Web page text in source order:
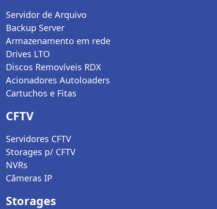
Servidor de Arquivo
Backup Server
Armazenamento em rede
Drives LTO
Discos Removíveis RDX
Acionadores Autoloaders
Cartuchos e Fitas
CFTV
Servidores CFTV
Storages p/ CFTV
NVRs
Câmeras IP
Storages